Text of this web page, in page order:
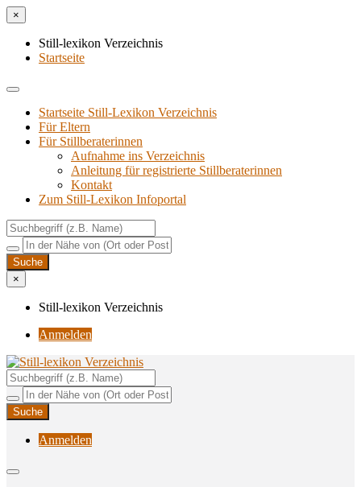
×
Still-lexikon Verzeichnis
Startseite
Startseite Still-Lexikon Verzeichnis
Für Eltern
Für Stillberaterinnen
Aufnahme ins Verzeichnis
Anlei­tung für regis­trier­te Stillberaterinnen
Kon­takt
Zum Still-Lexikon Infoportal
×
Still-lexikon Verzeichnis
Anmelden
Still-lexikon Verzeichnis
Unterstützungsangebote rund ums Stillen
Anmelden